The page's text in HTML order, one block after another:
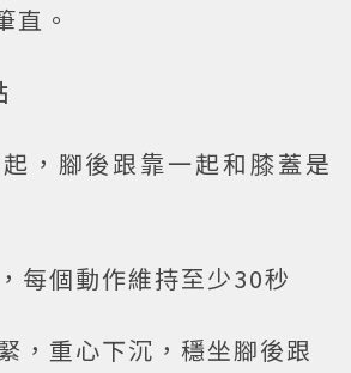
直。
，腳後跟靠一起和膝蓋是
每個動作維持至少30秒
，重心下沉，穩坐腳後跟